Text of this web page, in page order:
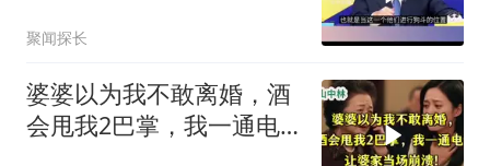
对武力！
聚闻探长
婆婆以为我不敢离婚，酒
会甩我2巴掌，我一通电